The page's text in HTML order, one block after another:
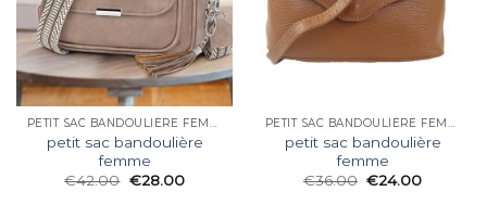
PETIT SAC BANDOULIÈRE FEMME
petit sac bandoulière
femme
€42.00 €28.00
PETIT SAC BANDOULIÈRE FEMME
petit sac bandoulière
femme
€36.00 €24.00